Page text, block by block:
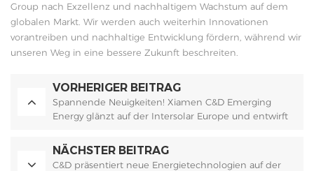
Group nach Exzellenz und nachhaltigem Wachstum auf dem
globalen Markt. Wir werden auch weiterhin Innovationen
vorantreiben und nachhaltige Entwicklung fördern, während wir
unseren Weg in eine bessere Zukunft beschreiten.
VORHERIGER BEITRAG
Spannende Neuigkeiten! Xiamen C&D Emerging
Energy glänzt auf der Intersolar Europe und entwirft
NÄCHSTER BEITRAG
C&D präsentiert neue Energietechnologien auf der